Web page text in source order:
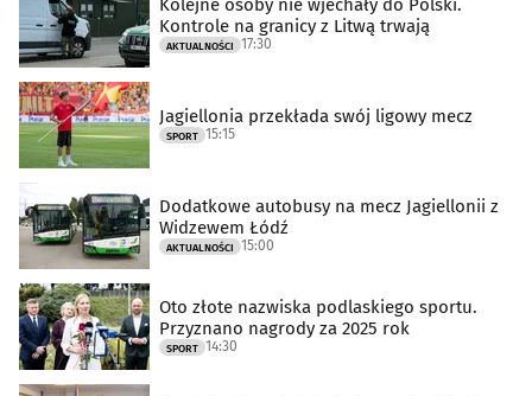
Kolejne osoby nie wjechały do Polski.
Kontrole na granicy z Litwą trwają
AKTUALNOŚCI 17:30
Jagiellonia przekłada swój ligowy mecz
SPORT 15:15
Dodatkowe autobusy na mecz Jagiellonii z
Widzewem Łódź
AKTUALNOŚCI 15:00
Oto złote nazwiska podlaskiego sportu.
Przyznano nagrody za 2025 rok
SPORT 14:30